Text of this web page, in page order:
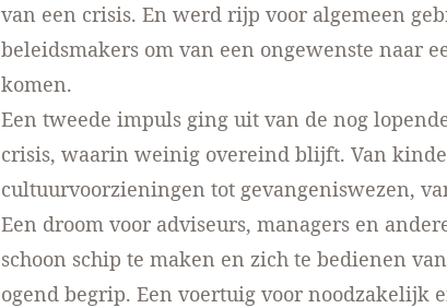
van een crisis. En werd rijp voor algemeen
beleidsmakers om van een ongewenste naar
komen.
Een tweede impuls ging uit van de nog
crisis, waarin weinig overeind blijft. Van
cultuurvoorzieningen tot gevangeniswezen,
Een droom voor adviseurs, managers en
schoon schip te maken en zich te bedienen
ogend begrip. Een voertuig voor noodzakelijk